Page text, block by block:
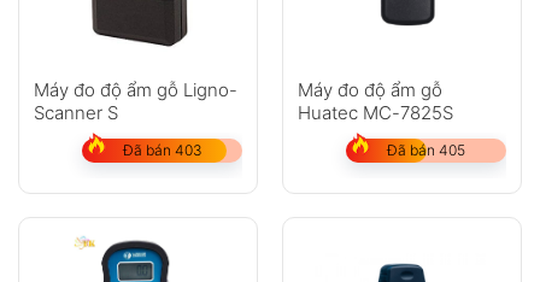
Máy đo độ ẩm gỗ Ligno-
Scanner S
Đã bán 403
Máy đo độ ẩm gỗ
Huatec MC-7825S
Đã bán 405